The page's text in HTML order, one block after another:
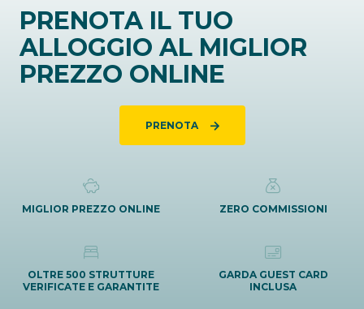
PRENOTA IL TUO
ALLOGGIO AL MIGLIOR
PREZZO ONLINE
PRENOTA
MIGLIOR PREZZO ONLINE ZERO COMMISSIONI
OLTRE 500 STRUTTURE
VERIFICATE E GARANTITE
GARDA GUEST CARD
INCLUSA